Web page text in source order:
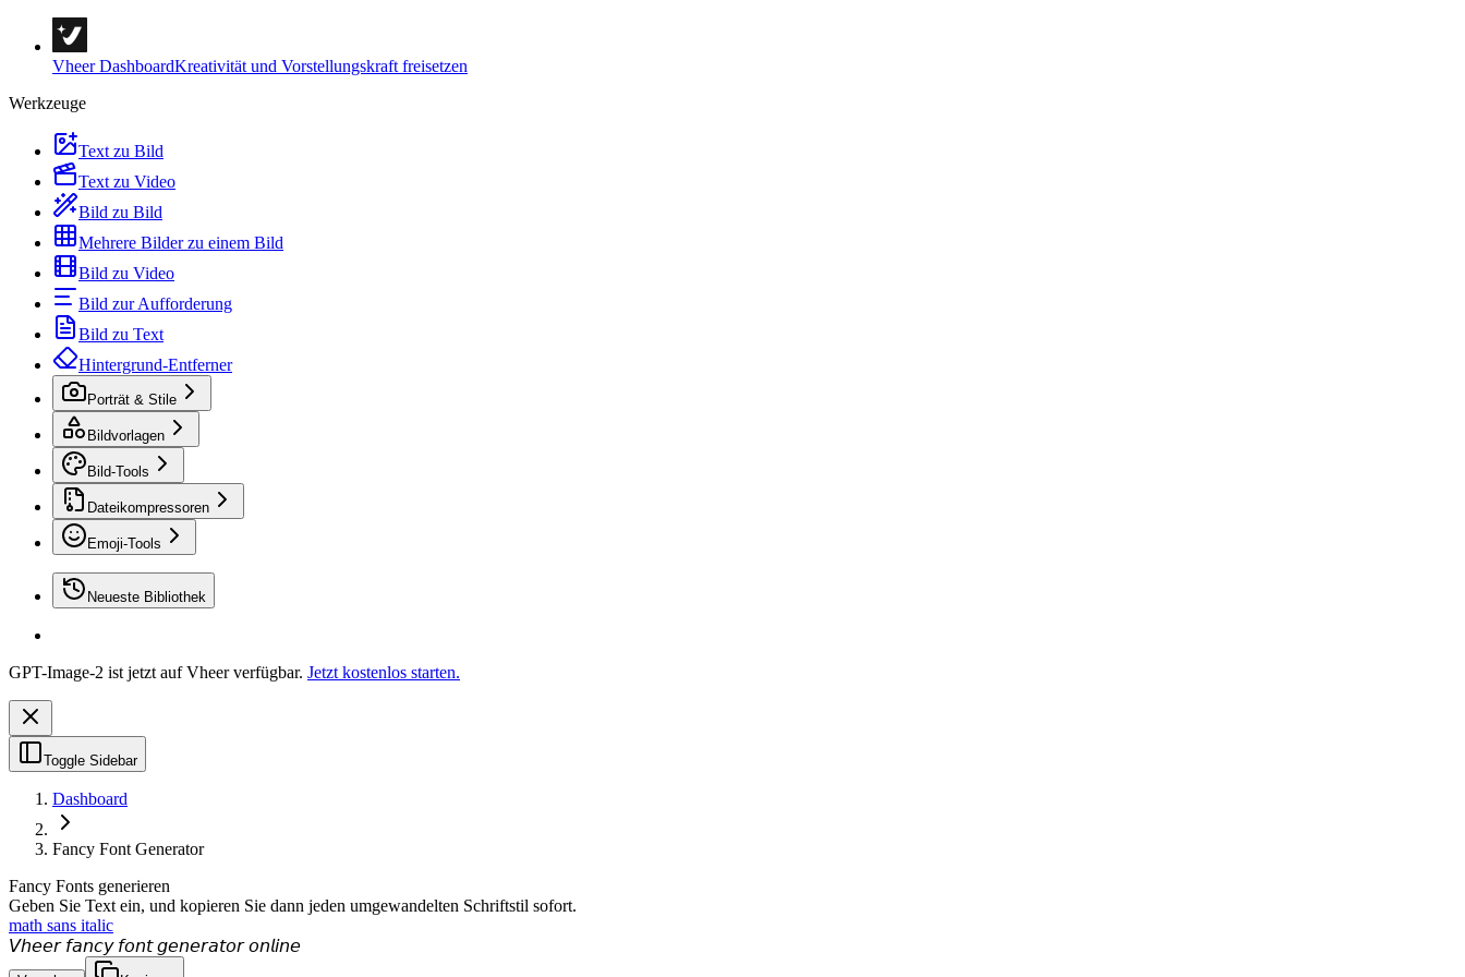
Vheer DashboardKreativität und Vorstellungskraft freisetzen
Werkzeuge
Text zu Bild
Text zu Video
Bild zu Bild
Mehrere Bilder zu einem Bild
Bild zu Video
Bild zur Aufforderung
Bild zu Text
Hintergrund-Entferner
Porträt & Stile
Bildvorlagen
Bild-Tools
Dateikompressoren
Emoji-Tools
Neueste Bibliothek
GPT-Image-2 ist jetzt auf Vheer verfügbar. Jetzt kostenlos starten.
Toggle Sidebar
Dashboard
Fancy Font Generator
Fancy Fonts generieren
Geben Sie Text ein, und kopieren Sie dann jeden umgewandelten Schriftstil sofort.
math sans italic
𝘝𝘩𝘦𝘦𝘳 𝘧𝘢𝘯𝘤𝘺 𝘧𝘰𝘯𝘵 𝘨𝘦𝘯𝘦𝘳𝘢𝘵𝘰𝘳 𝘰𝘯𝘭𝘪𝘯𝘦